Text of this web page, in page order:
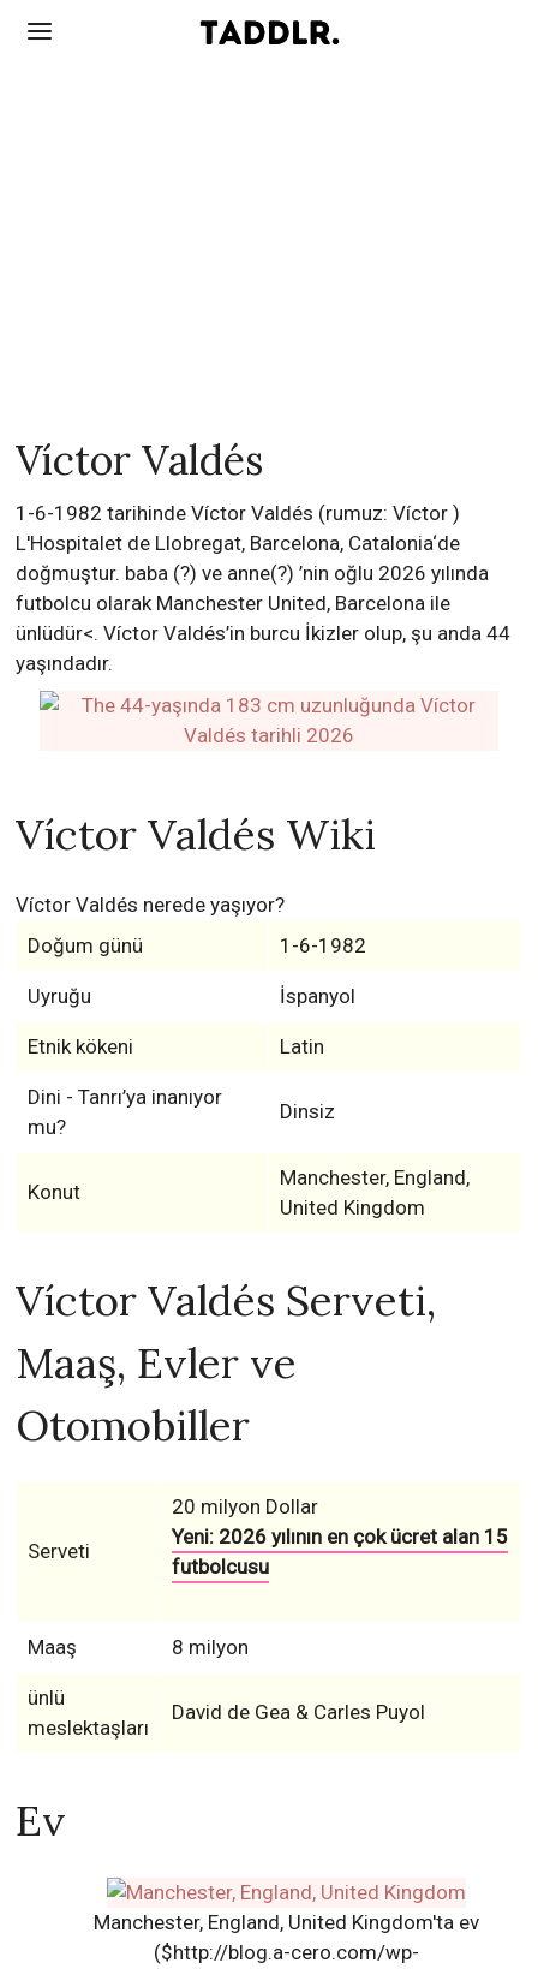
Víctor Valdés
1-6-1982 tarihinde Víctor Valdés (rumuz: Víctor )
L'Hospitalet de Llobregat, Barcelona, Catalonia‘de
doğmuştur. baba (?) ve anne(?) ’nin oğlu 2026 yılında
futbolcu olarak Manchester United, Barcelona ile
ünlüdür<. Víctor Valdés’in burcu İkizler olup, şu anda 44
yaşındadır.
Víctor Valdés Wiki
Víctor Valdés nerede yaşıyor?
Doğum günü
1-6-1982
Uyruğu İspanyol
Etnik kökeni Latin
Dini - Tanrı’ya inanıyor
mu?
Dinsiz
Konut
Manchester, England,
United Kingdom
Víctor Valdés Serveti,
Maaş, Evler ve
Otomobiller
Serveti
20 milyon Dollar
Yeni: 2026 yılının en çok ücret alan 15
futbolcusu
Maaş 8 milyon
ünlü
meslektaşları
David de Gea & Carles Puyol
Ev
Manchester, England, United Kingdom'ta ev
($http://blog.a-cero.com/wp-